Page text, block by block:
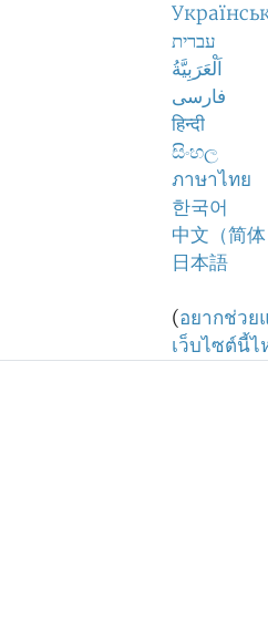
עברית
اَلْعَرَبِيَّةُ
فارسی
हिन्दी
සිංහල
ภาษาไทย
한국어
中文（简体
日本語
(อยากช่วย
เว็บไซต์นี้ไ